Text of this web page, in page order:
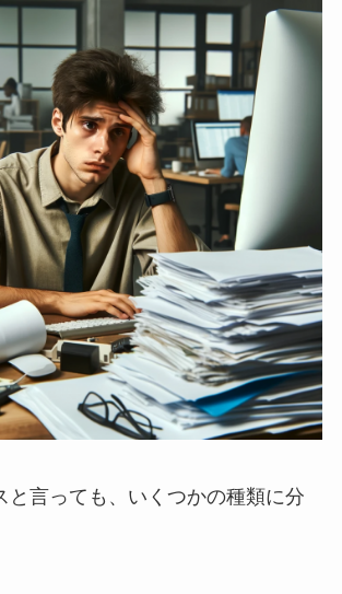
と言っても、いくつかの種類に分